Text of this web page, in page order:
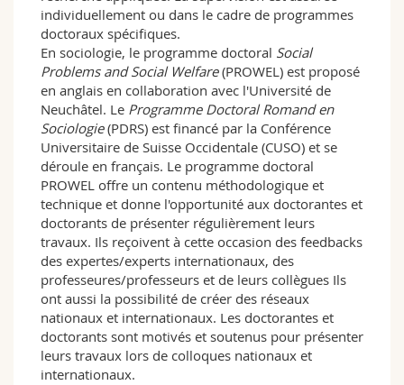
individuellement ou dans le cadre de programmes
doctoraux spécifiques.
En sociologie, le programme doctoral Social
Problems and Social Welfare(PROWEL) est proposé
en anglais en collaboration avec l'Université de
Neuchâtel. Le Programme Doctoral Romand en
Sociologie(PDRS) est financé par la Conférence
Universitaire de Suisse Occidentale (CUSO) et se
déroule en français. Le programme doctoral
PROWEL offre un contenu méthodologique et
technique et donne l'opportunité aux doctorantes et
doctorants de présenter régulièrement leurs
travaux. Ils reçoivent à cette occasion des feedbacks
des expertes/experts internationaux, des
professeures/professeurs et de leurs collègues Ils
ont aussi la possibilité de créer des réseaux
nationaux et internationaux. Les doctorantes et
doctorants sont motivés et soutenus pour présenter
leurs travaux lors de colloques nationaux et
internationaux.